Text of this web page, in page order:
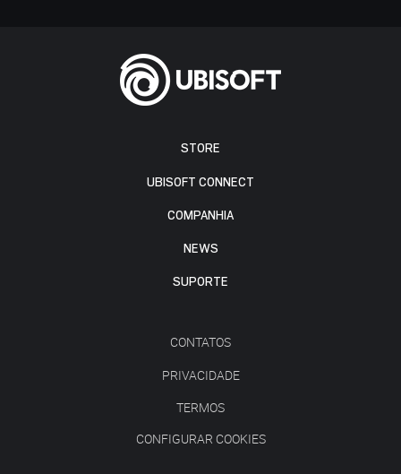
STORE
UBISOFT CONNECT
COMPANHIA
NEWS
SUPORTE
CONTATOS
PRIVACIDADE
TERMOS
CONFIGURAR COOKIES